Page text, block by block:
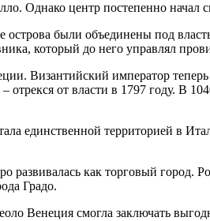
Однако центр постепенно начал
острова были объединены под
который до него управлял
Византийский император
от власти в 1797 году. В
единственной территорией в
развивалась как торговый город.
Градо.
Венеция смогла заключать